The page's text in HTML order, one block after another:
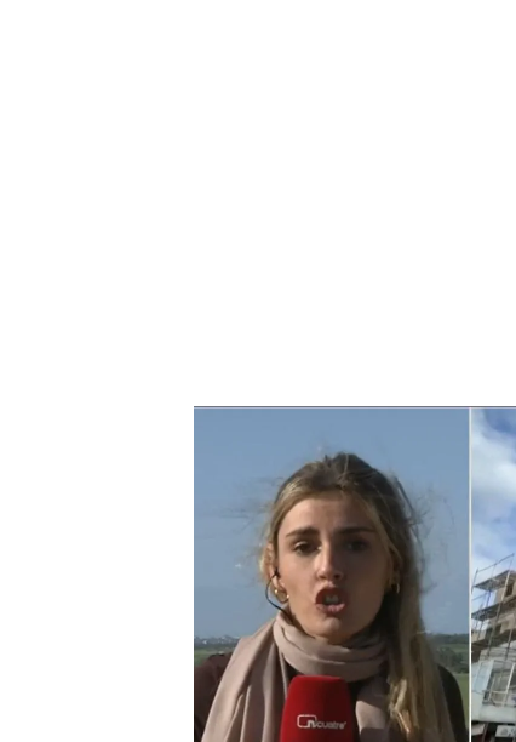
Israel y Hamás siguen sin acuerdo: continúan
Los niños en Gaza, sin
La ofensiva israelí está
todo entre los
malnutrición por la
su madre, desolada,
tratamientos médicos.
hace dos meses. Una
enfermedades